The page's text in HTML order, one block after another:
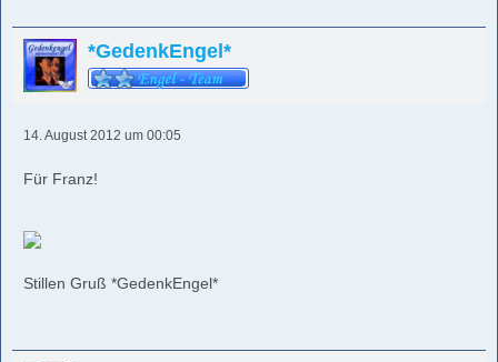
*GedenkEngel*
14. August 2012 um 00:05
Für Franz!
Stillen Gruß *GedenkEngel*